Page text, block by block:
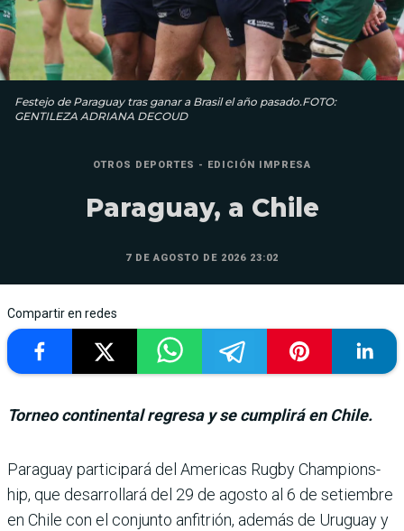
Festejo de Paraguay tras ganar a Brasil el año pasado.FOTO:
GENTILEZA ADRIANA DECOUD
OTROS DEPORTES - EDICIÓN IMPRESA
Paraguay, a Chile
7 DE AGOSTO DE 2026 23:02
Compartir en redes
Torneo continental regresa y se cumplirá en Chile.
Paraguay participará del Americas Rugby Champions­
hip, que desarrollará del 29 de agosto al 6 de setiembre
en Chile con el conjunto anfi­trión, además de Uruguay y